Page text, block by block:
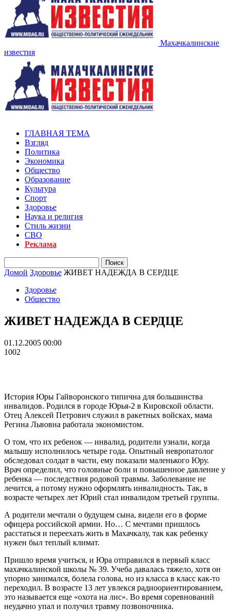
Махачкалинские
известия
ГЛАВНАЯ ТЕМА
Взгляд
Политика
Экономика
Общество
Образование
Культура
Спорт
Здоровье
Наука и религия
Стиль жизни
СВО
Реклама
Домой Здоровье ЖИВЕТ НАДЕЖДА В СЕРДЦЕ
Здоровье
Общество
ЖИВЕТ НАДЕЖДА В СЕРДЦЕ
01.12.2005 00:00
1002
История Юры Гайворонского типична для большинства
инвалидов. Родился в городе Юрья-2 в Кировской области.
Отец Алексей Петрович служил в ракетных войсках, мама
Регина Львовна работала экономистом.
О том, что их ребенок — инвалид, родители узнали, когда
малышу исполнилось четыре года. Опытный невропатолог
обследовал солдат в части, ему показали маленького Юру.
Врач определил, что головные боли и повышенное давление у
ребенка — последствия родовой травмы. Заболевание не
лечится, а потому нужно оформлять инвалидность. Так, в
возрасте четырех лет Юрий стал инвалидом третьей группы.
А родители мечтали о будущем сына, видели его в форме
офицера российской армии. Но… С мечтами пришлось
расстаться и переехать жить в Махачкалу, так как ребенку
нужен был теплый климат.
Пришло время учиться, и Юра отправился в первый класс
махачкалинской школы № 39. Учеба давалась тяжело, хотя он
упорно занимался, болела голова, но из класса в класс как-то
переходил. В возрасте 13 лет увлекся радиоориентированием,
это называется еще «охота на лис». Во время соревнований
неудачно упал и получил травму позвоночника.